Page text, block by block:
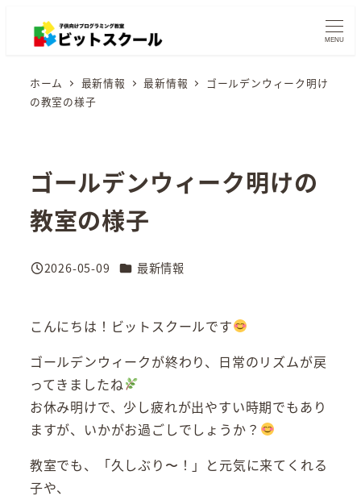
MENU
ホーム 最新情報 最新情報
ゴールデンウィーク明け
の教室の様子
ゴールデンウィーク明けの
教室の様子
投稿日
2026-05-09 カテゴリー
最新情報
こんにちは！ビットスクールです
ゴールデンウィークが終わり、日常のリズムが戻
ってきましたね
お休み明けで、少し疲れが出やすい時期でもあり
ますが、いかがお過ごしでしょうか？
教室でも、「久しぶり〜！」と元気に来てくれる
子や、